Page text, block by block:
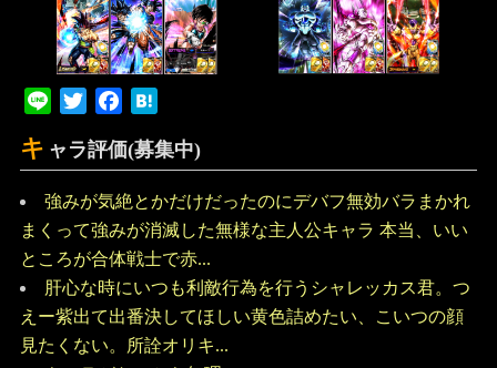
Line Twitter Facebook
キ ャラ評価(募集中)
強みが気絶とかだけだったのにデバフ無効バラまかれ
まくって強みが消滅した無様な主人公キャラ 本当、いい
ところが合体戦士で赤...
肝心な時にいつも利敵行為を行うシャレッカス君。つ
えー紫出て出番決してほしい黄色詰めたい、こいつの顔
見たくない。所詮オリキ...